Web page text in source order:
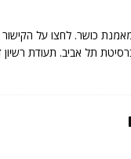
כושר. לחצו על
תל אביב. תעודת רשיון